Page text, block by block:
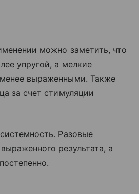
можно заметить, что
упругой, а мелкие
выраженными. Также
за счет стимуляции
Разовые
результата, а